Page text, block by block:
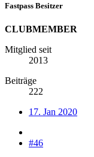
Fastpass Besitzer
CLUBMEMBER
Mitglied seit
2013
Beiträge
222
17. Jan 2020
#46